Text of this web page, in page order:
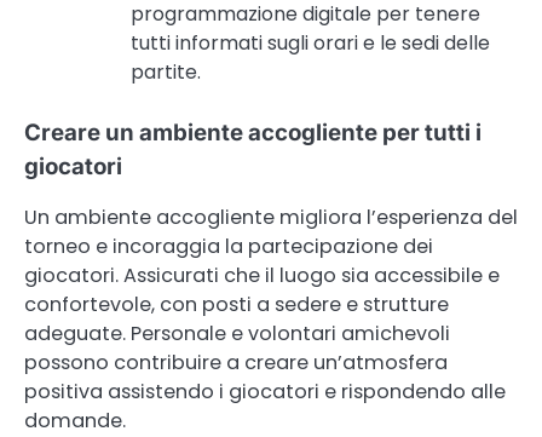
programmazione digitale per tenere
tutti informati sugli orari e le sedi delle
partite.
Creare un ambiente accogliente per tutti i
giocatori
Un ambiente accogliente migliora l’esperienza del
torneo e incoraggia la partecipazione dei
giocatori. Assicurati che il luogo sia accessibile e
confortevole, con posti a sedere e strutture
adeguate. Personale e volontari amichevoli
possono contribuire a creare un’atmosfera
positiva assistendo i giocatori e rispondendo alle
domande.